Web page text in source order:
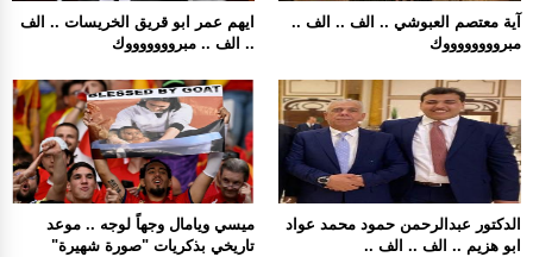
ايهم عمر ابو قريق الخريسات .. الف
.. الف .. مبروووووووك
آية معتصم العبوشي .. الف .. الف ..
مبرووووووووك
ميسي ويامال وجهاً لوجه .. موعد
تاريخي بذكريات "صورة شهيرة"
الدكتور عبدالرحمن حمود محمد عواد
ابو هزيم .. الف .. الف ..